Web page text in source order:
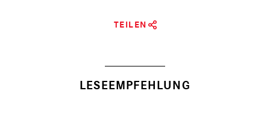
TEILEN
LESEEMPFEHLUNG